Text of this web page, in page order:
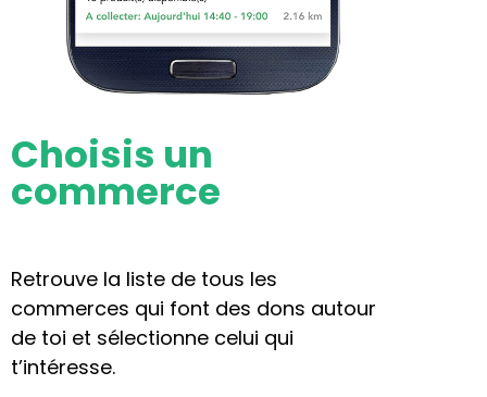
Choisis un
commerce
Retrouve la liste de tous les
commerces qui font des dons autour
de toi et sélectionne celui qui
t’intéresse.